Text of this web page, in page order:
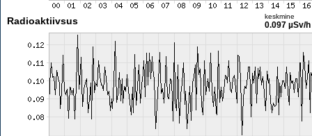
Radioaktiivsus keskmine
0.097 µSv/h